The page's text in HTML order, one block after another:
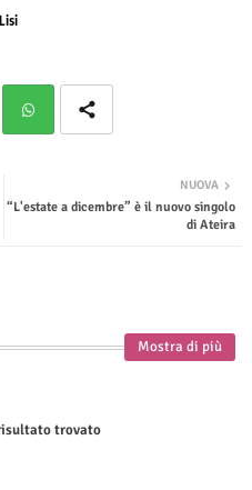
tsap
NUOVA
“L'estate a dicembre” è il nuovo singolo
di Ateira
Mostra di più
trovato